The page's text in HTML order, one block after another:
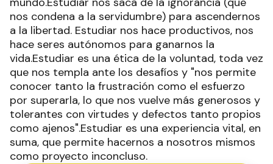
nos condena a la servidumbre) para ascendernos
a la libertad. Estudiar nos hace productivos, nos
hace seres autónomos para ganarnos la
vida.Estudiar es una ética de la voluntad, toda vez
que nos templa ante los desafíos y "nos permite
conocer tanto la frustración como el esfuerzo
por superarla, lo que nos vuelve más generosos y
tolerantes con virtudes y defectos tanto propios
como ajenos".Estudiar es una experiencia vital, en
suma, que permite hacernos a nosotros mismos
como proyecto inconcluso.